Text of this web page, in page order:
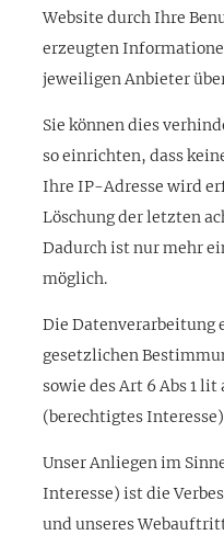
Website durch Ihre
erzeugten
jeweiligen Anbieter
Sie können dies
so einrichten, dass
Ihre IP-Adresse wird
Löschung der letzten
Dadurch ist nur mehr
möglich.
Die Datenverarbeitung
gesetzlichen
sowie des Art 6 Abs 1
(berechtigtes Interesse)
Unser Anliegen im
Interesse) ist die
und unseres